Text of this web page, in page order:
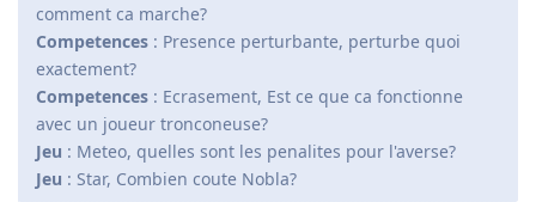
comment ca marche?
Competences : Presence perturbante, perturbe quoi
exactement?
Competences : Ecrasement, Est ce que ca fonctionne
avec un joueur tronconeuse?
Jeu : Meteo, quelles sont les penalites pour l'averse?
Jeu : Star, Combien coute Nobla?